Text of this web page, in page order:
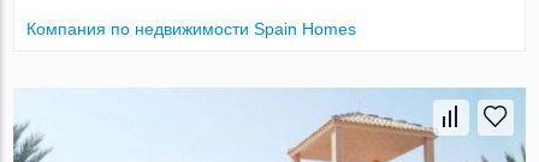
Компания по недвижимости Spain Homes